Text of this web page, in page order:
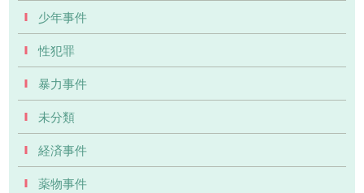
少年事件
性犯罪
暴力事件
未分類
経済事件
薬物事件